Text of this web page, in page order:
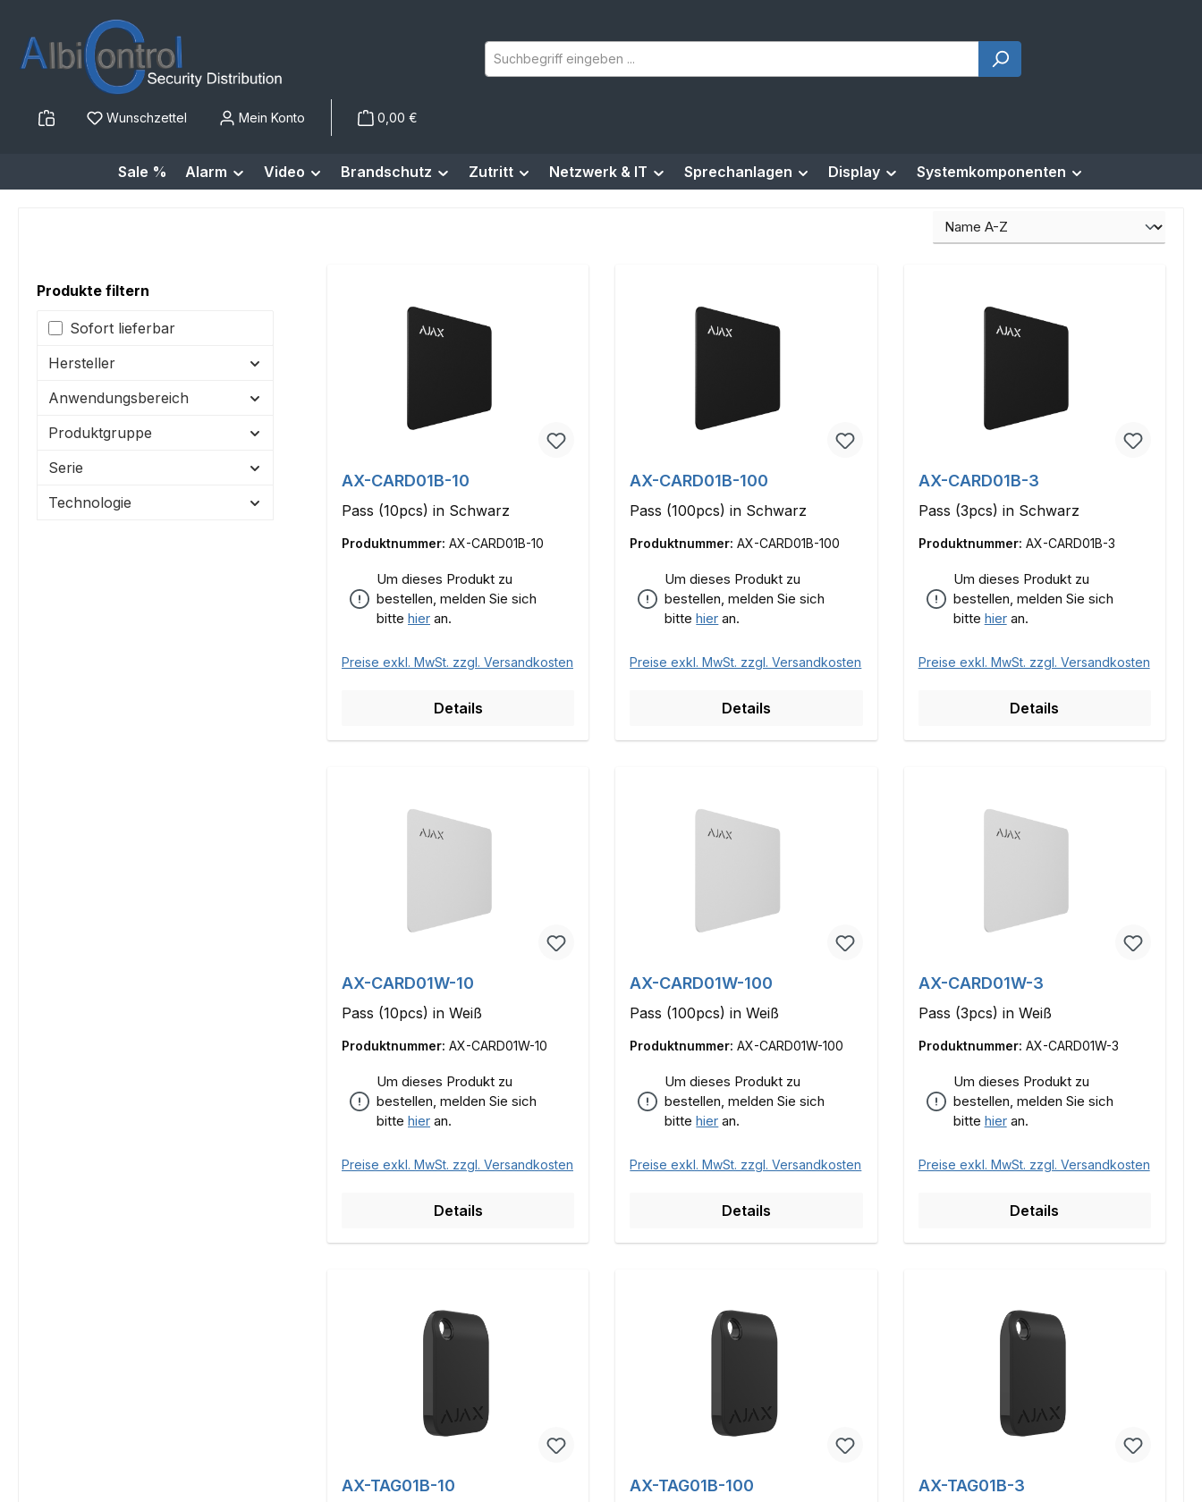
Hauptinhalt springen
Zur Suche springen
Zur Hauptnavigation springen
Wunschzettel Mein Konto 0,00 €
Sale % Alarm Video Brandschutz Zutritt Netzwerk & IT Sprechanlagen Display Systemkomponenten
Produkte filtern
Sofort lieferbar
Hersteller
Anwendungsbereich
Produktgruppe
Serie
Technologie
AX-CARD01B-10
Pass (10pcs) in Schwarz
Produktnummer: AX-CARD01B-10
Um dieses Produkt zu
bestellen, melden Sie sich
bitte hier an.
Preise exkl. MwSt. zzgl. Versandkosten
Details
AX-CARD01B-100
Pass (100pcs) in Schwarz
Produktnummer:AX-CARD01B-100
Um dieses Produkt zu
bestellen, melden Sie sich
bittehier an.
Preise exkl. MwSt. zzgl. Versandkosten
Details
AX-CARD01B-3
Pass (3pcs) in Schwarz
Produktnummer: AX-CARD01B-3
Um dieses Produkt zu
bestellen, melden Sie sich
bitte hieran.
Preise exkl. MwSt. zzgl. Versandkosten
Details
AX-CARD01W-10
Pass (10pcs) in Weiß
Produktnummer: AX-CARD01W-10
Um dieses Produkt zu
bestellen, melden Sie sich
bitte hier an.
Preise exkl. MwSt. zzgl. Versandkosten
Details
AX-CARD01W-100
Pass (100pcs) in Weiß
Produktnummer:AX-CARD01W-100
Um dieses Produkt zu
bestellen, melden Sie sich
bittehier an.
Preise exkl. MwSt. zzgl. Versandkosten
Details
AX-CARD01W-3
Pass (3pcs) in Weiß
Produktnummer: AX-CARD01W-3
Um dieses Produkt zu
bestellen, melden Sie sich
bitte hieran.
Preise exkl. MwSt. zzgl. Versandkosten
Details
AX-TAG01B-10 AX-TAG01B-100 AX-TAG01B-3